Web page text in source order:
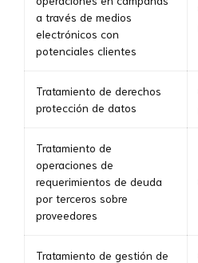
a través de medios
electrónicos con
potenciales clientes
Tratamiento de derechos
protección de datos
Tratamiento de
operaciones de
requerimientos de deuda
por terceros sobre
proveedores
Tratamiento de gestión de